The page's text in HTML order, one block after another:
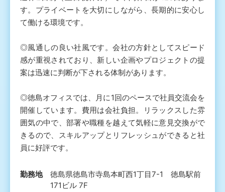
す。プライベートを大切にしながら、長期的に安心し
て働ける環境です。
◎風通しの良い社風です。会社の方針としてスピード
感が重視されており、新しい企画やプロジェクトの提
案は迅速に判断が下される体制があります。
◎徳島オフィスでは、月に1回のペースで社員交流会を
開催しています。費用は会社負担。リラックスした雰
囲気の中で、部署や職種を越えて気軽に意見交換がで
きるので、スキルアップとリフレッシュができると社
員に好評です。
勤務地
徳島県徳島市寺島本町西1丁目7-1 徳島駅前
171ビル 7F